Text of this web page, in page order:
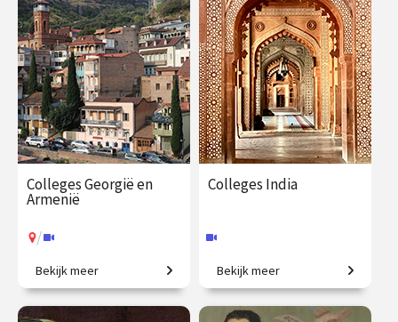
€ 217.00
vanaf 22
sep.
Online
€ 195.00
vanaf 27
jan.
/ Op locatie of online
Colleges Georgië en
Armenië
/
Politieke en culturele
geschiedenis van een
fascinerende regio.
Bekijk meer
Colleges India
Een grootmacht in opkomst.
Bekijk meer